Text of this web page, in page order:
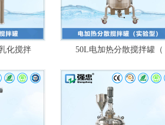
化搅拌 50L电加热分散搅拌罐（